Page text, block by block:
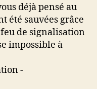
déjà pensé au
été sauvées grâce
de signalisation
impossible à